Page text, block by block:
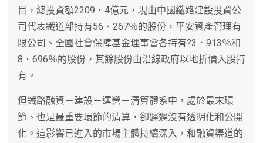
目，總投資額2209．4億元，現由中國鐵路建設投資公
司代表鐵道部持有56．267％的股份，平安資產管理有
限公司、全國社會保障基金理事會各持有?3．913％和
8．696％的股份，其餘股份由沿線政府以地折價入股持
有。
但鐵路融資－建設－運營－清算體系中，處於最末環
節、也是最重要環節的清算，卻遲遲沒有透明化和公開
化。這影響已進入的市場主體持續深入，和融資渠道的